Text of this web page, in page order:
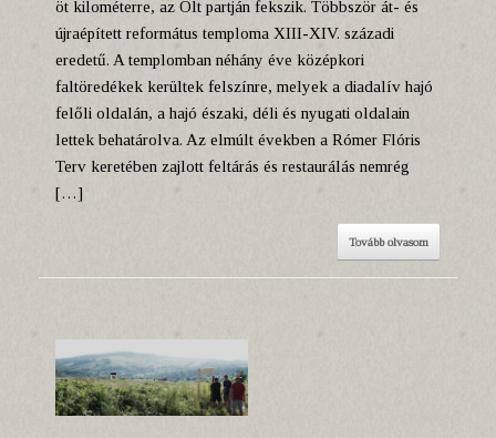
öt kilométerre, az Olt partján fekszik. Többször át- és
újraépített református temploma XIII-XIV. századi
eredetű. A templomban néhány éve középkori
faltöredékek kerültek felszínre, melyek a diadalív hajó
felőli oldalán, a hajó északi, déli és nyugati oldalain
lettek behatárolva. Az elmúlt években a Rómer Flóris
Terv keretében zajlott feltárás és restaurálás nemrég
[…]
Tovább olvasom